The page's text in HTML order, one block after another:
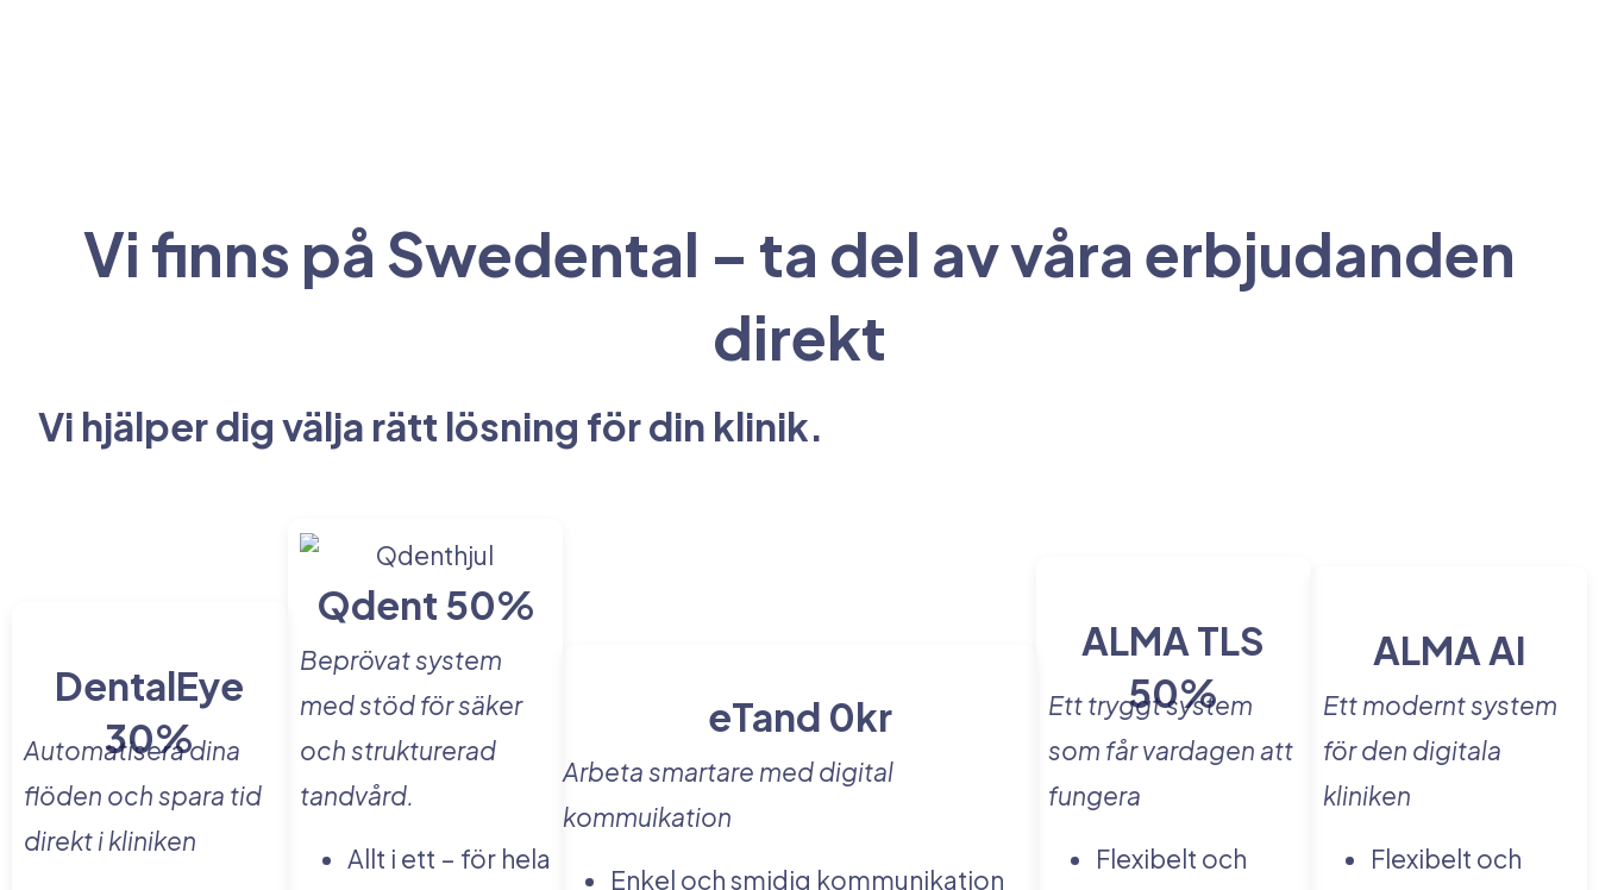
Vi finns på Swedental – ta del av våra erbjudanden
direkt
Vi hjälper dig välja rätt lösning för din klinik.
DentalEye
30%
Automatisera dina
flöden och spara tid
direkt i kliniken
Qdent 50%
Beprövat system
med stöd för säker
och strukturerad
tandvård.
Allt i ett – för hela
eTand 0kr
Arbeta smartare med digital
kommuikation
Enkel och smidig kommunikation
ALMA TLS
50%
Ett tryggt system
som får vardagen att
fungera
Flexibelt och
ALMA AI
Ett modernt system
för den digitala
kliniken
Flexibelt och